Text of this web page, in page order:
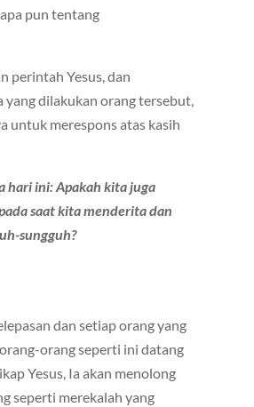
pun tentang
perintah Yesus, dan
yang dilakukan orang tersebut,
untuk merespons atas kasih
hari ini: Apakah kita juga
saat kita menderita dan
sungguh?
dan setiap orang yang
orang seperti ini datang
Yesus, Ia akan menolong
seperti merekalah yang